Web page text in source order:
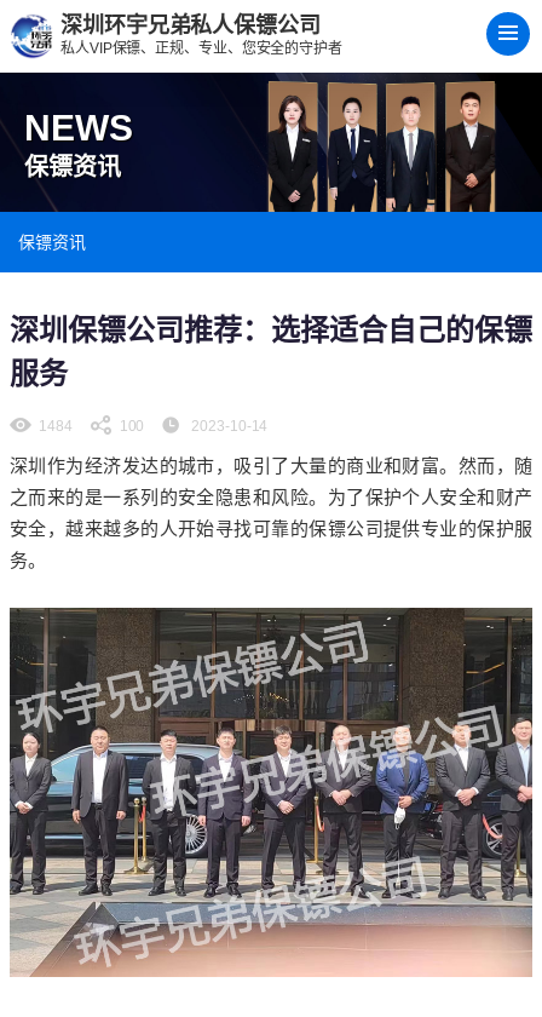
深圳环宇兄弟私人保镖公司
私人VIP保镖、正规、专业、您安全的守护者
NEWS
保镖资讯
保镖资讯
深圳保镖公司推荐：选择适合自己的保镖
服务
1484 100 2023-10-14
深圳作为经济发达的城市，吸引了大量的商业和财富。然而，随
之而来的是一系列的安全隐患和风险。为了保护个人安全和财产
安全，越来越多的人开始寻找可靠的保镖公司提供专业的保护服
务。